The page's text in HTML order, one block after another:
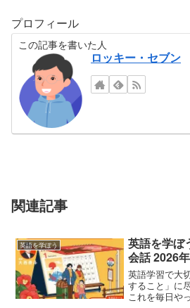
プロフィール
この記事を書いた人
ロッキー・セブン
関連記事
英語を学ぼう
英語を学ぼ
会話 2026年
英語学習で大
すること」に
これを毎日や